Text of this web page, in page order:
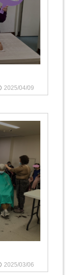
2025/04/09
2025/03/06